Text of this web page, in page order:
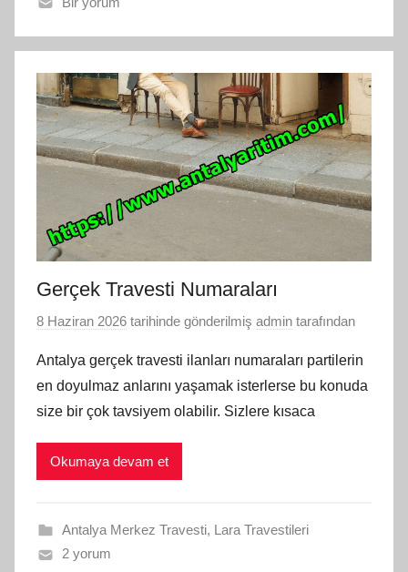
Gerçek Travesti Numaraları
8 Haziran 2026 tarihinde gönderilmiş admin tarafından
Antalya gerçek travesti ilanları numaraları partilerin
en doyulmaz anlarını yaşamak isterlerse bu konuda
size bir çok tavsiyem olabilir. Sizlere kısaca
Okumaya devam et
Antalya Merkez Travesti, Lara Travestileri
2 yorum